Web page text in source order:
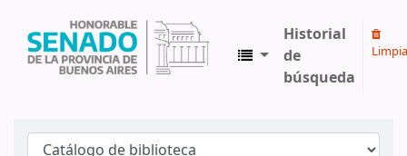
Historial
de
búsqueda